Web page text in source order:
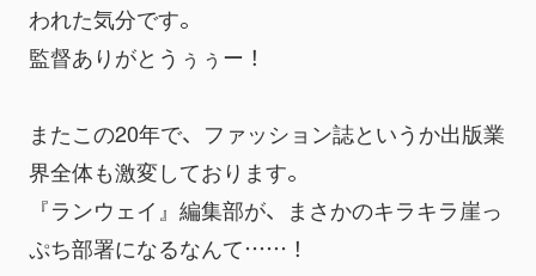
われた気分です。
監督ありがとうぅぅー！
またこの20年で、ファッション誌というか出版業
界全体も激変しております。
『ランウェイ』編集部が、まさかのキラキラ崖っ
ぷち部署になるなんて……！